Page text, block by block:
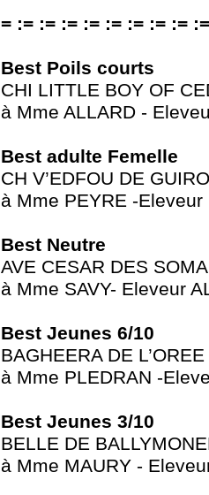
= := := := := := := := :=
Best Poils courts
CHI LITTLE BOY OF
à Mme ALLARD -
Best adulte Femelle
CH V’EDFOU DE
à Mme PEYRE -Eleveur
Best Neutre
AVE CESAR DES
à Mme SAVY- Eleveur
Best Jeunes 6/10
BAGHEERA DE
à Mme PLEDRAN -
Best Jeunes 3/10
BELLE DE
à Mme MAURY -